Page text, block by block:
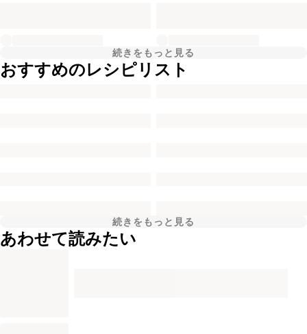
続きをもっと見る
おすすめのレシピリスト
続きをもっと見る
あわせて読みたい